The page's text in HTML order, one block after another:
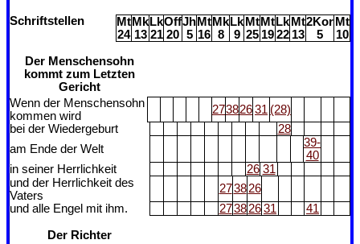
Schriftstellen
Mt
24
Mk
13
Lk
21
Off
20
Jh
5
Mt
16
Mk
8
Lk
9
Mt
25
Mt
19
Lk
22
Mt
13
2Kor
5
Mt
10
Der Menschensohn
kommt zum Letzten
Gericht
Wenn der Menschensohn
kommen wird
27382631 (28)
bei der Wiedergeburt
28
am Ende der Welt
39-
40
in seiner Herrlichkeit
26 31
und der Herrlichkeit des
Vaters
273826
und alle Engel mit ihm.
273826 31 41
Der Richter